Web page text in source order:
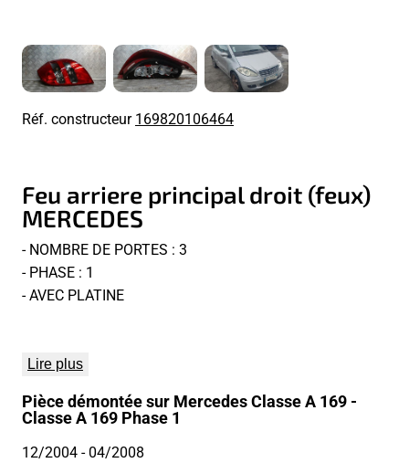
Réf. constructeur169820106464
Feu arriere principal droit (feux)
MERCEDES
- NOMBRE DE PORTES : 3
- PHASE : 1
- AVEC PLATINE
Lire plus
Pièce démontée sur Mercedes Classe A 169 -
Classe A 169 Phase 1
12/2004- 04/2008